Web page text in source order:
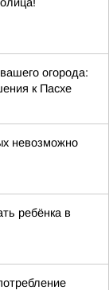
огорода:
к Пасхе
невозможно
ребёнка в